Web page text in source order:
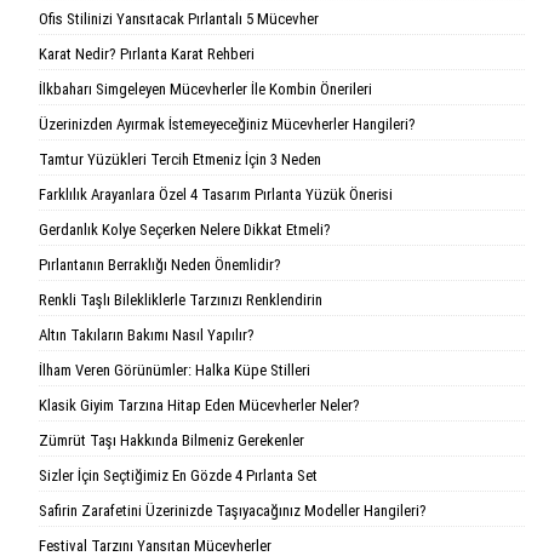
Ofis Stilinizi Yansıtacak Pırlantalı 5 Mücevher
Karat Nedir? Pırlanta Karat Rehberi
İlkbaharı Simgeleyen Mücevherler İle Kombin Önerileri
Üzerinizden Ayırmak İstemeyeceğiniz Mücevherler Hangileri?
Tamtur Yüzükleri Tercih Etmeniz İçin 3 Neden
Farklılık Arayanlara Özel 4 Tasarım Pırlanta Yüzük Önerisi
Gerdanlık Kolye Seçerken Nelere Dikkat Etmeli?
Pırlantanın Berraklığı Neden Önemlidir?
Renkli Taşlı Bilekliklerle Tarzınızı Renklendirin
Altın Takıların Bakımı Nasıl Yapılır?
İlham Veren Görünümler: Halka Küpe Stilleri
Klasik Giyim Tarzına Hitap Eden Mücevherler Neler?
Zümrüt Taşı Hakkında Bilmeniz Gerekenler
Sizler İçin Seçtiğimiz En Gözde 4 Pırlanta Set
Safirin Zarafetini Üzerinizde Taşıyacağınız Modeller Hangileri?
Festival Tarzını Yansıtan Mücevherler